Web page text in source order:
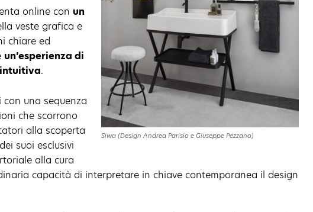
Siwa (Design Andrea Parisio e Giuseppe Pezzano)
online con un
veste grafica e
chiare ed
un’esperienza di
.
con una sequenza
che scorrono
alla scoperta
suoi esclusivi
alla cura
capacità di interpretare in chiave contemporanea il design